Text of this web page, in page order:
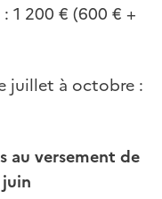
1 200 € (600 € +
juillet à octobre :
au versement de